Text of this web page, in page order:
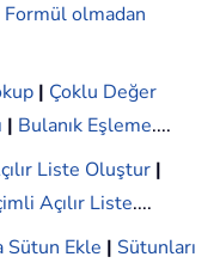
Formül olmadan
| Çoklu Değer
| Bulanık Eşleme....
Liste Oluştur |
Açılır Liste....
Sütun Ekle | Sütunları